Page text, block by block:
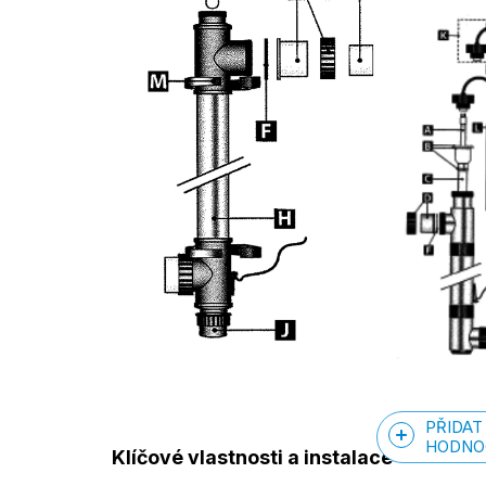
Klíčové vlastnosti a instalace
PŘIDAT